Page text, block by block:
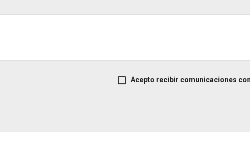
Acepto recibir comunicaciones